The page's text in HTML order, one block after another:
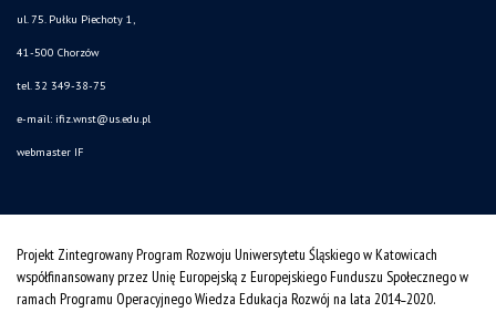
ul. 75. Pułku Piechoty 1,
41-500 Chorzów
tel. 32 349-38-75
e-mail: ifiz.wnst@us.edu.pl
webmaster IF
Projekt Zintegrowany Program Rozwoju Uniwersytetu Śląskiego w Katowicach
współfinansowany przez Unię Europejską z Europejskiego Funduszu Społecznego w
ramach Programu Operacyjnego Wiedza Edukacja Rozwój na lata 2014˗2020.